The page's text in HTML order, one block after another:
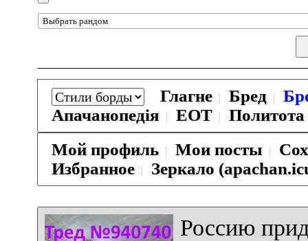
Глагне Бред
Апачанопедiя
ЕОТ
Политота
Мой профиль
Мои посты
Избранное
Зеркало
Россию